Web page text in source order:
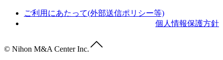
ご利用にあたって(外部送信ポリシー等)
個人情報保護方針
© Nihon M&A Center Inc.